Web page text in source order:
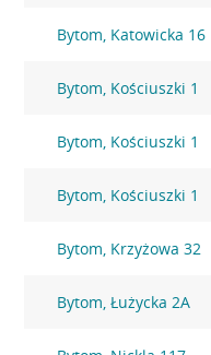
Bytom, Katowicka 16
Bytom, Kościuszki 1
Bytom, Kościuszki 1
Bytom, Kościuszki 1
Bytom, Krzyżowa 32
Bytom, Łużycka 2A